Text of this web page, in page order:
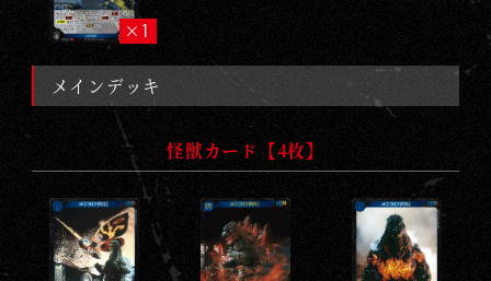
1
メインデッキ
怪獣カード【4枚】